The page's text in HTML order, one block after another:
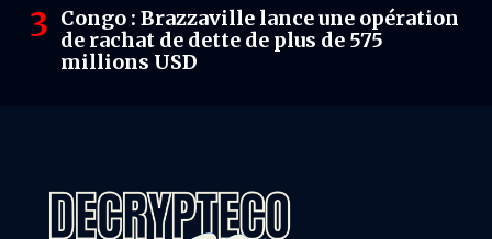
Congo : Brazzaville lance une opération
de rachat de dette de plus de 575
millions USD